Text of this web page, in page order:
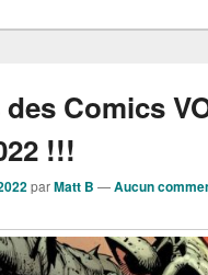
Comics
!!!
parMatt B —Aucun